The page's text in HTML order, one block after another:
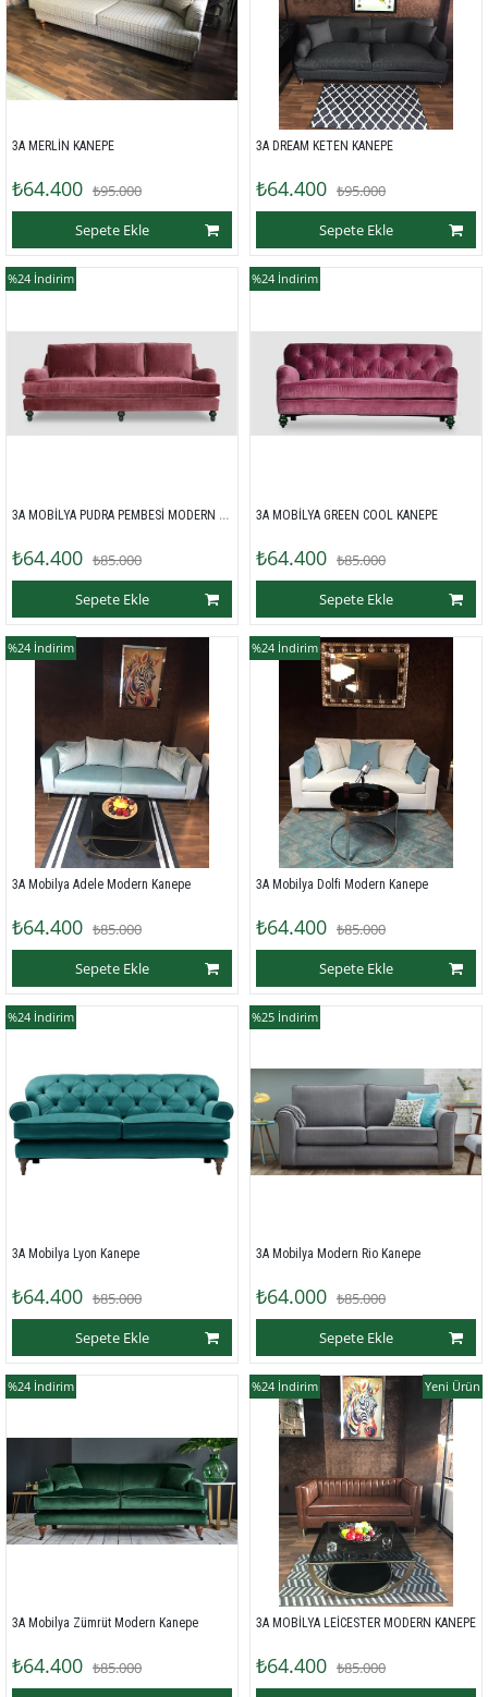
3A MERLİN KANEPE
₺64.400 ₺95.000
Sepete Ekle
3A DREAM KETEN KANEPE
₺64.400 ₺95.000
Sepete Ekle
3A MOBİLYA PUDRA PEMBESİ MODERN KANEPE
₺64.400 ₺85.000
Sepete Ekle
%24 İndirim
3A MOBİLYA GREEN COOL KANEPE
₺64.400 ₺85.000
Sepete Ekle
%24 İndirim
3A Mobilya Adele Modern Kanepe
₺64.400 ₺85.000
Sepete Ekle
%24 İndirim
3A Mobilya Dolfi Modern Kanepe
₺64.400 ₺85.000
Sepete Ekle
%24 İndirim
3A Mobilya Lyon Kanepe
₺64.400 ₺85.000
Sepete Ekle
%24 İndirim
3A Mobilya Modern Rio Kanepe
₺64.000 ₺85.000
Sepete Ekle
%25 İndirim
3A Mobilya Zümrüt Modern Kanepe
₺64.400 ₺85.000
%24 İndirim
3A MOBİLYA LEİCESTER MODERN KANEPE
₺64.400 ₺85.000
%24 İndirim Yeni Ürün